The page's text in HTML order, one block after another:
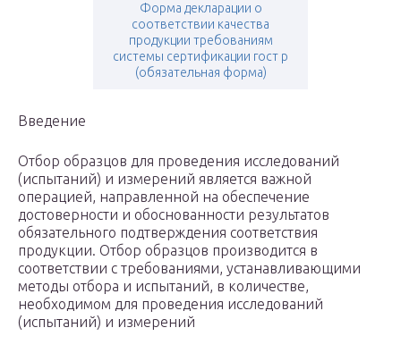
Форма декларации о
соответствии качества
продукции требованиям
системы сертификации гост р
(обязательная форма)
Введение
Отбор образцов для проведения исследований
(испытаний) и измерений является важной
операцией, направленной на обеспечение
достоверности и обоснованности результатов
обязательного подтверждения соответствия
продукции. Отбор образцов производится в
соответствии с требованиями, устанавливающими
методы отбора и испытаний, в количестве,
необходимом для проведения исследований
(испытаний) и измерений